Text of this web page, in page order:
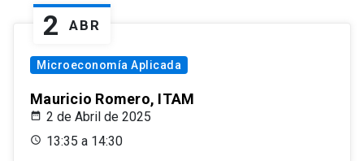
2 ABR
Microeconomía Aplicada
Mauricio Romero, ITAM
2 de Abril de 2025
13:35 a 14:30